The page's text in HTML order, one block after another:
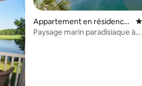
: 4,9 sur 5
Appartement en résidence
⋅ Pawleys Island
Paysage marin paradisiaque à